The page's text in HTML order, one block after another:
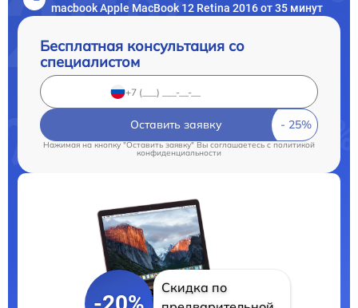
macbook Apple MacBook 12 Retina 2016 от 35 минут
Бесплатная консультация со
специалистом
Оставить заявку
Нажимая на кнопку "Оставить заявку" Вы соглашаетесь cполитикой
конфиденциальности
Скидка по